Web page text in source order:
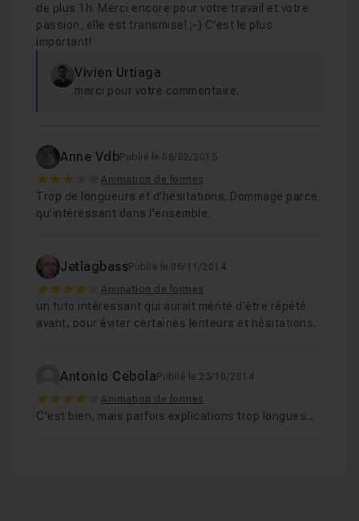
de plus 1h. Merci encore pour votre travail et votre
passion, elle est transmise! ;-) C'est le plus
important!
Vivien Urtiaga
merci pour votre commentaire.
Anne VdbPublié le 08/02/2015
3 Animation de formes
Trop de longueurs et d'hésitations. Dommage parce
qu'intéressant dans l'ensemble.
JetlagbassPublié le 06/11/2014
4 Animation de formes
un tuto intéressant qui aurait mérité d'être répété
avant, pour éviter certaines lenteurs et hésitations.
Antonio Cebola Publié le 23/10/2014
4 Animation de formes
C'est bien, mais parfois explications trop longues...